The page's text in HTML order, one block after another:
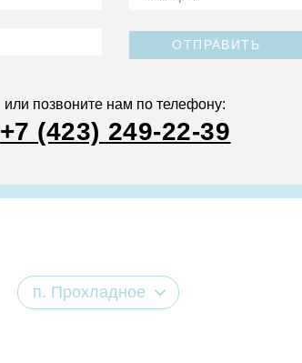
ОТПРАВИТЬ
или позвоните нам по телефону:
+7 (423) 249-22-39
п. Прохладное